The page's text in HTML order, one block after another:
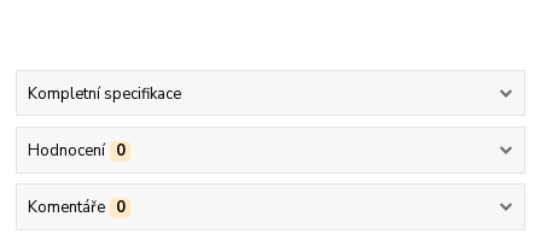
Kompletní specifikace
Hodnocení 0
Komentáře 0